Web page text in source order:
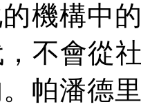
機構中
不會從
帕潘德